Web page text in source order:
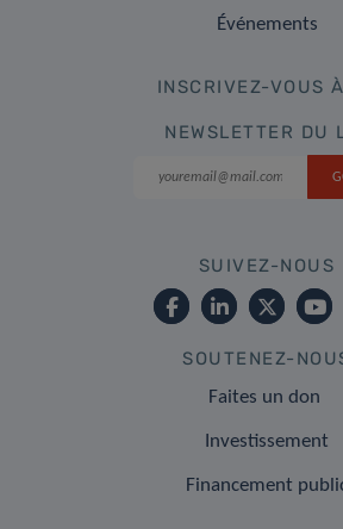
Événements
INSCRIVEZ-VOUS
NEWSLETTER DU
SUIVEZ-NOUS
SOUTENEZ-
Faites un don
Investissement
Financement